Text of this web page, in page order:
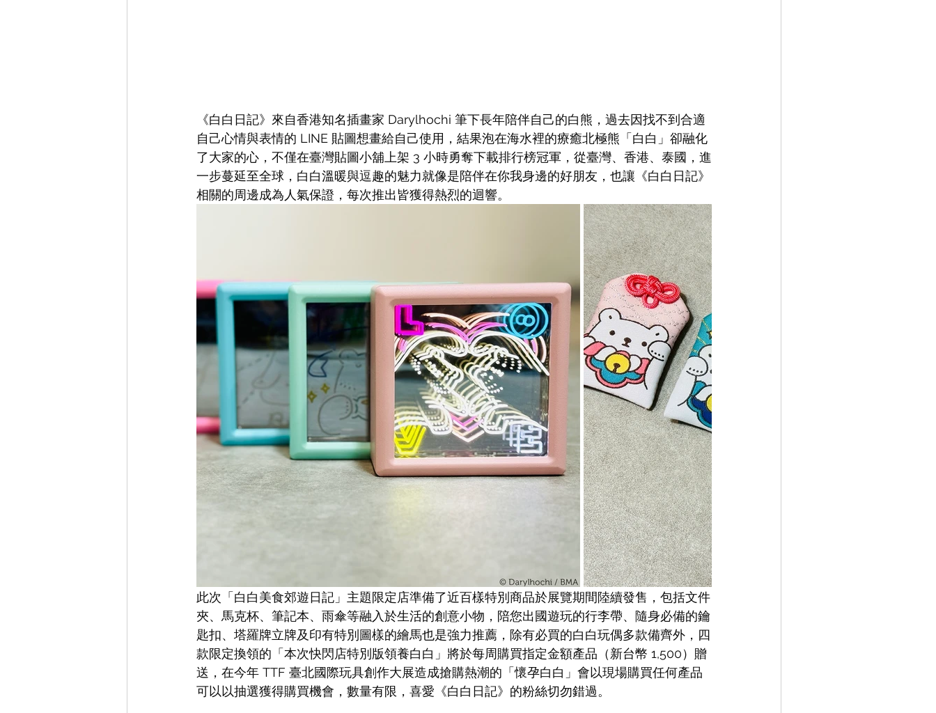
《白白日記》來自香港知名插畫家 Darylhochi 筆下長年陪伴自己的白熊，過去因找不到合適
自己心情與表情的 LINE 貼圖想畫給自己使用，結果泡在海水裡的療癒北極熊「白白」卻融化
了大家的心，不僅在臺灣貼圖小舖上架 3 小時勇奪下載排行榜冠軍，從臺灣、香港、泰國，進
一步蔓延至全球，白白溫暖與逗趣的魅力就像是陪伴在你我身邊的好朋友，也讓《白白日記》
相關的周邊成為人氣保證，每次推出皆獲得熱烈的迴響。
此次「白白美食郊遊日記」主題限定店準備了近百樣特別商品於展覽期間陸續發售，包括文件
夾、馬克杯、筆記本、雨傘等融入於生活的創意小物，陪您出國遊玩的行李帶、隨身必備的鑰
匙扣、塔羅牌立牌及印有特別圖樣的繪馬也是強力推薦，除有必買的白白玩偶多款備齊外，四
款限定換領的「本次快閃店特別版領養白白」將於每周購買指定金額產品（新台幣 1,500）贈
送，在今年 TTF 臺北國際玩具創作大展造成搶購熱潮的「懷孕白白」會以現場購買任何產品
可以以抽選獲得購買機會，數量有限，喜愛《白白日記》的粉絲切勿錯過。